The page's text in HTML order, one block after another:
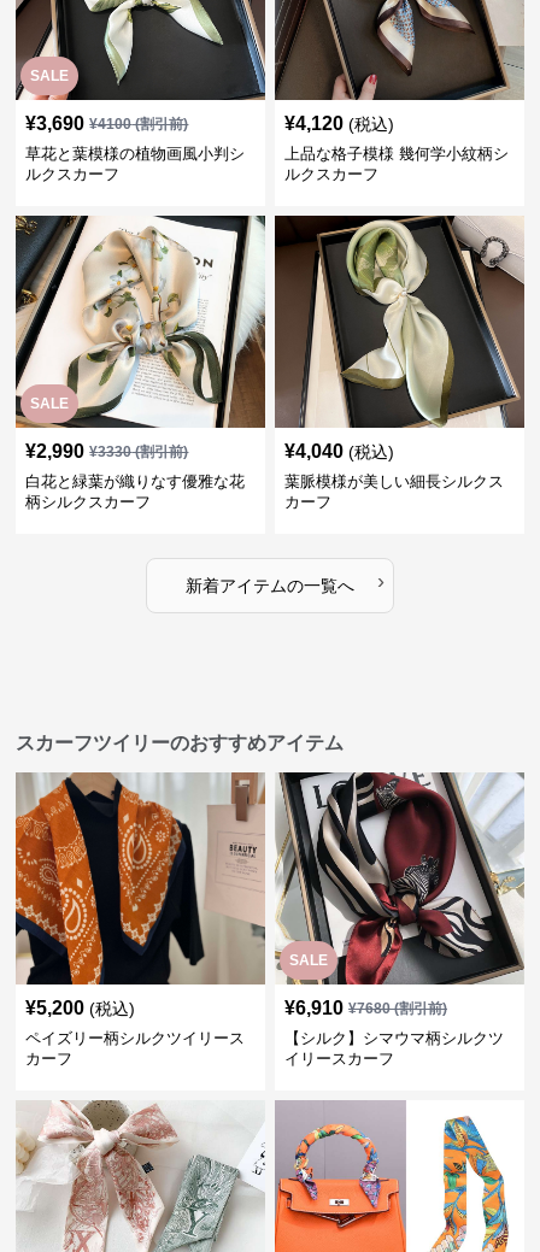
SALE
¥3,690 ¥4100(割引前)
草花と葉模様の植物画風小判シ
ルクスカーフ
¥4,120 (税込)
上品な格子模様 幾何学小紋柄シ
ルクスカーフ
SALE
¥2,990 ¥3330(割引前)
白花と緑葉が織りなす優雅な花
柄シルクスカーフ
¥4,040 (税込)
葉脈模様が美しい細長シルクス
カーフ
新着アイテムの一覧へ ›
スカーフツイリーのおすすめアイテム
¥5,200 (税込)
ペイズリー柄シルクツイリース
カーフ
SALE
¥6,910 ¥7680(割引前)
【シルク】シマウマ柄シルクツ
イリースカーフ